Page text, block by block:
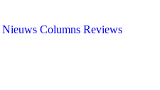
Nieuws Columns Reviews